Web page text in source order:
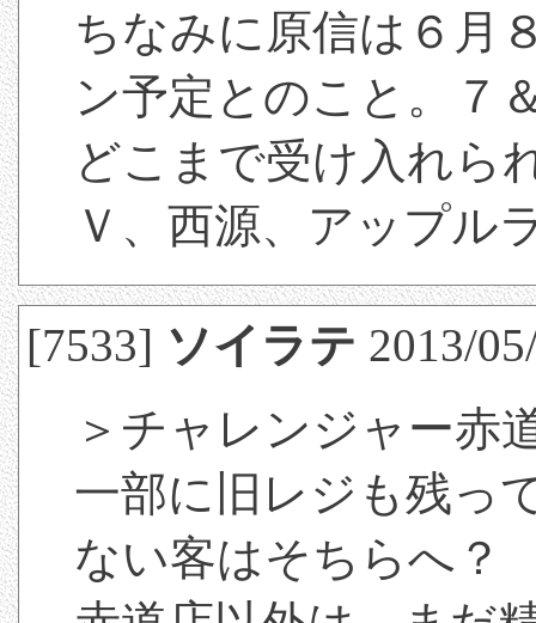
ちなみに原信は６月
ン予定とのこと。７
どこまで受け入れら
Ｖ、西源、アップル
[7533] ソイラテ 2013/
＞チャレンジャー赤
一部に旧レジも残っ
ない客はそちらへ？